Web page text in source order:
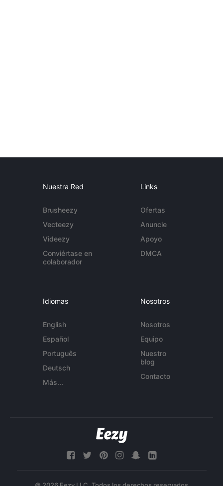
Nuestra Red
Brusheezy
Vecteezy
Videezy
Conviértase en
colaborador
Links
Ofertas
Anuncie
Apoyo
DMCA
Idiomas
English
Español
Português
Deutsch
Más...
Nosotros
Nosotros
Equipo
Nuestro
blog
Contacto